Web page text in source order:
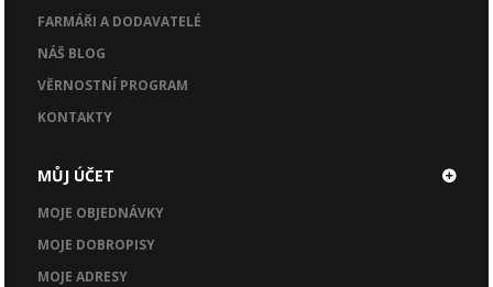
FARMÁŘI A DODAVATELÉ
NÁŠ BLOG
VĚRNOSTNÍ PROGRAM
KONTAKTY
MŮJ ÚČET
MOJE OBJEDNÁVKY
MOJE DOBROPISY
MOJE ADRESY